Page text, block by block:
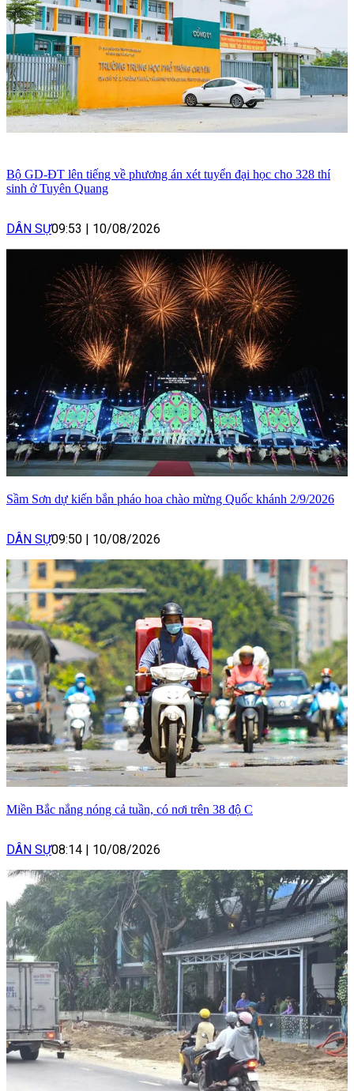
Bộ GD-ĐT lên tiếng về phương án xét tuyển đại học cho 328 thí
sinh ở Tuyên Quang
DÂN SỰ09:53 10/08/2026
Sầm Sơn dự kiến bắn pháo hoa chào mừng Quốc khánh 2/9/2026
DÂN SỰ09:50 10/08/2026
Miền Bắc nắng nóng cả tuần, có nơi trên 38 độ C
DÂN SỰ08:14 10/08/2026